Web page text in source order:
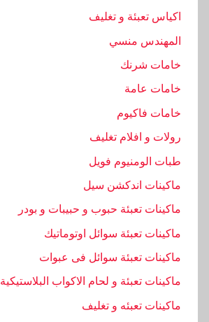
اكياس تعبئة و تغليف
المهندس منسي
خامات شرنك
خامات عامة
خامات فاكيوم
رولات و افلام تغليف
طبات الومنيوم فويل
ماكينات اندكشن سيل
ماكينات تعبئة حبوب و حبيبات و بودر
ماكينات تعبئة سوائل اوتوماتيك
ماكينات تعبئة سوائل فى عبوات
ماكينات تعبئة و لحام الاكواب البلاستيكية
ماكينات تعبئه و تغليف